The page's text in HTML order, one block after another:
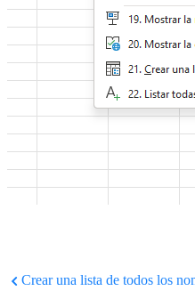
Crear una lista de todos los